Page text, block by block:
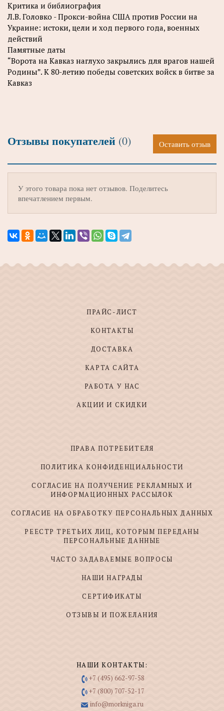
Критика и библиография
Л.В. Головко - Прокси-война США против России на
Украине: истоки, цели и ход первого года, военных
действий
Памятные даты
“Ворота на Кавказ наглухо закрылись для врагов нашей
Родины”. К 80-летию победы советских войск в битве за
Кавказ
Отзывы покупателей (0) Оставить отзыв
У этого товара пока нет отзывов. Поделитесь
впечатлением первым.
ПРАЙС-ЛИСТ
КОНТАКТЫ
ДОСТАВКА
КАРТА САЙТА
РАБОТА У НАС
АКЦИИ И СКИДКИ
ПРАВА ПОТРЕБИТЕЛЯ
ПОЛИТИКА КОНФИДЕНЦИАЛЬНОСТИ
СОГЛАСИЕ НА ПОЛУЧЕНИЕ РЕКЛАМНЫХ И
ИНФОРМАЦИОННЫХ РАССЫЛОК
СОГЛАСИЕ НА ОБРАБОТКУ ПЕРСОНАЛЬНЫХ ДАННЫХ
РЕЕСТР ТРЕТЬИХ ЛИЦ, КОТОРЫМ ПЕРЕДАНЫ
ПЕРСОНАЛЬНЫЕ ДАННЫЕ
ЧАСТО ЗАДАВАЕМЫЕ ВОПРОСЫ
НАШИ НАГРАДЫ
СЕРТИФИКАТЫ
ОТЗЫВЫ И ПОЖЕЛАНИЯ
НАШИ КОНТАКТЫ:
+7 (495) 662-97-58
+7 (800) 707-52-17
info@morkniga.ru